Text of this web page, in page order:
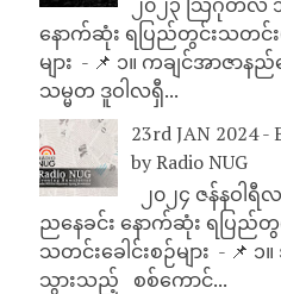
နောက်ဆုံး ရပြည်တွင်းသတင်းမ
များ - 📌 ၁။ ကချင်အာဇာ
သမ္မတ ဒူဝါလရှီ...
23rd JAN 2024 -
by Radio NUG
၂၀၂၄ ဇန်နဝါ
ညနေခင်း နောက်ဆုံး ရပြည်တွ
သတင်းခေါင်းစဉ်များ - 📌
သွားသည့် စစ်ကောင်...